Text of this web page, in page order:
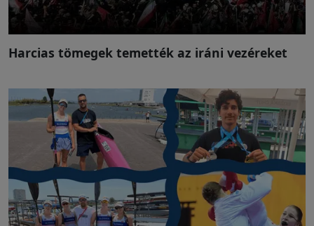
Harcias tömegek temették az iráni vezéreket